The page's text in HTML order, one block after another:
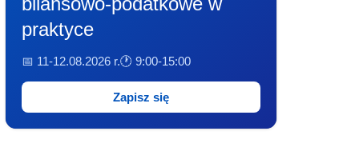
praktyce
📅 11-12.08.2026 r.🕐 9:00-15:00
Zapisz się